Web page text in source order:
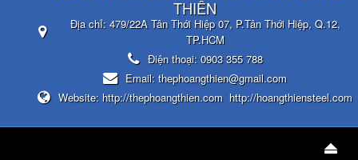
THIÊN
Địa chỉ: 479/22A Tân Thới Hiệp 07, P.Tân Thới Hiệp, Q.12,
TP.HCM
Điện thoại: 0903 355 788
Email: thephoangthien@gmail.com
Website: http://thephoangthien.com http://hoangthiensteel.com